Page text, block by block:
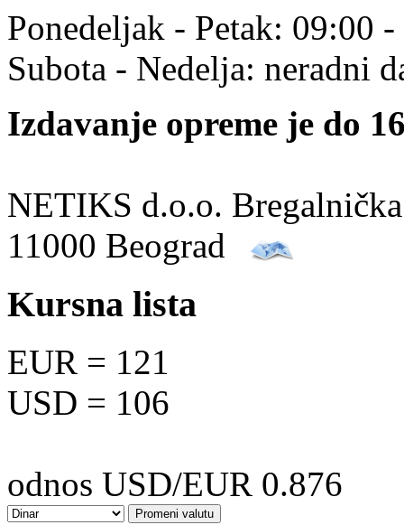
Ponedeljak - Petak: 09:00
Subota - Nedelja: neradni
Izdavanje opreme je do
NETIKS d.o.o.
11000 Beograd
Kursna lista
EUR = 121
USD = 106
odnos USD/EUR 0.876